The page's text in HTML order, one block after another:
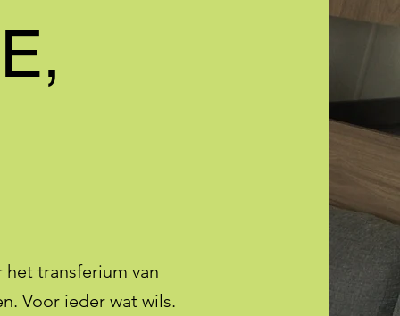
transferium van
Voor ieder wat wils.